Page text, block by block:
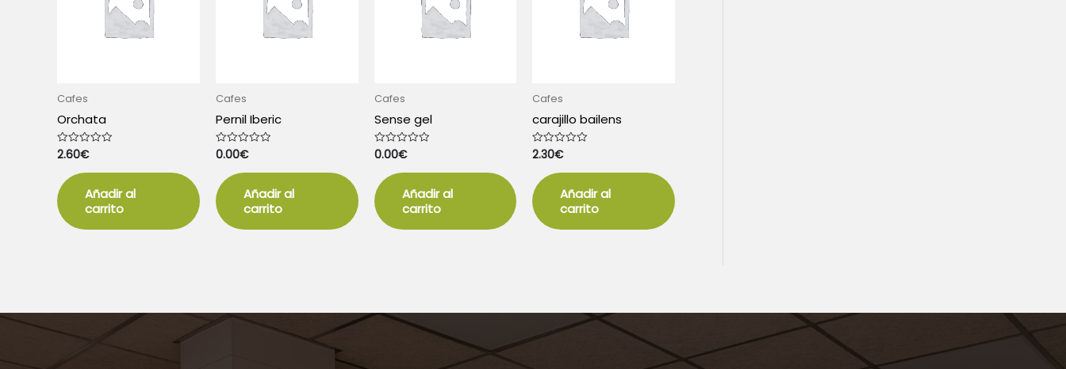
Cafes
Orchata
Valorado
con
de
5
2.60€
Añadir al
carrito
Cafes
Pernil Iberic
Valorado
con
de
5
0.00€
Añadir al
carrito
Cafes
Sense gel
Valorado
con
de
5
0.00€
Añadir al
carrito
Cafes
carajillo bailens
Valorado
con
de
5
2.30€
Añadir al
carrito